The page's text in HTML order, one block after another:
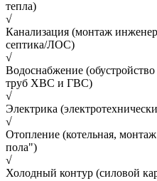
тепла)
√
Канализация (монтаж
септика/ЛОС)
√
Водоснабжение
труб ХВС и ГВС)
√
Электрика
√
Отопление (котельная,
пола")
√
Холодный контур (силовой